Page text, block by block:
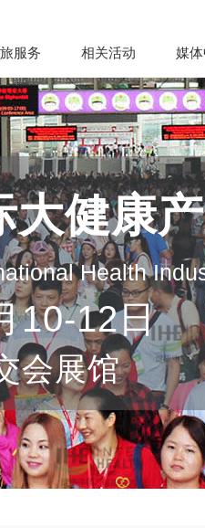
服务 相关活动 媒
健康
Health
10-12日
会展馆